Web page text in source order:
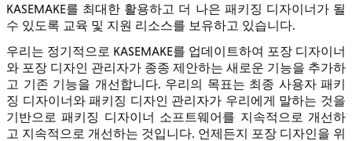
KASEMAKE를 최대한 활용하고 더 나은 패키징 디자이너가 될
수 있도록 교육 및 지원 리소스를 보유하고 있습니다.
우리는 정기적으로 KASEMAKE를 업데이트하여 포장 디자이너
와 포장 디자인 관리자가 종종 제안하는 새로운 기능을 추가하
고 기존 기능을 개선합니다. 우리의 목표는 최종 사용자 패키
징 디자이너와 패키징 디자인 관리자가 우리에게 말하는 것을
기반으로 패키징 디자이너 소프트웨어를 지속적으로 개선하
고 지속적으로 개선하는 것입니다. 언제든지 포장 디자인을 위